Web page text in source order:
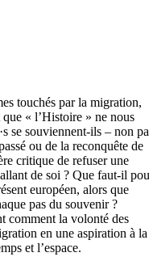
touchés par la migration,
« l’Histoire » ne nous
se souviennent-ils – non
ou de la reconquête de
critique de refuser une
de soi ? Que faut-il
européen, alors que
pas du souvenir ?
comment la volonté des
en une aspiration à la
et l’espace.